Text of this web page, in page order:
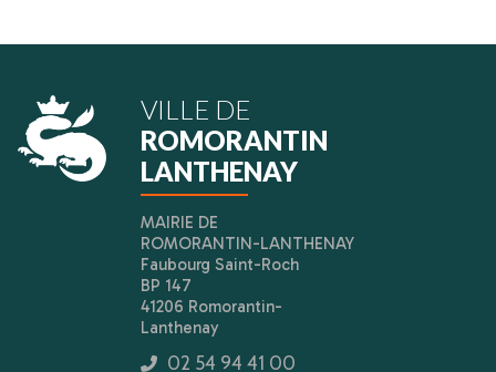
VILLE DE
ROMORANTIN
LANTHENAY
MAIRIE DE
ROMORANTIN-LANTHENAY
Faubourg Saint-Roch
BP 147
41206 Romorantin-
Lanthenay
icon
02 54 94 41 00